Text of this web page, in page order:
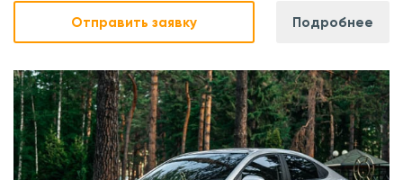
Отправить заявку Подробнее